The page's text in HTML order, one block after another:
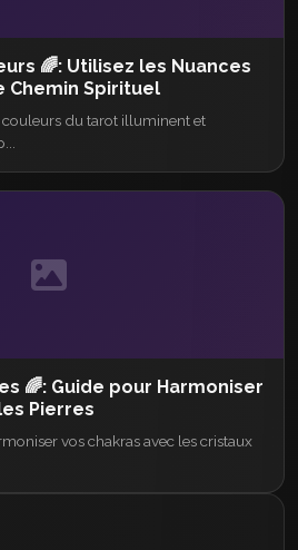
🌈: Utilisez les Nuances
Chemin Spirituel
du tarot illuminent et
🌈: Guide pour Harmoniser
Pierres
vos chakras avec les cristaux